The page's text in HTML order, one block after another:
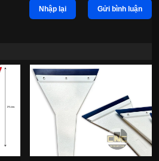
Nhập lại Gửi bình luận